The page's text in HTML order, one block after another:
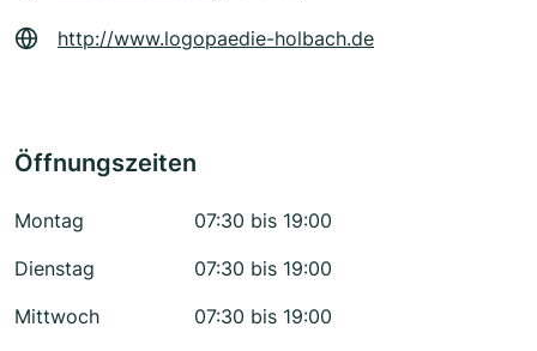
http://www.logopaedie-holbach.de
Öffnungszeiten
Montag
07:30 bis 19:00
Dienstag
07:30 bis 19:00
Mittwoch
07:30 bis 19:00